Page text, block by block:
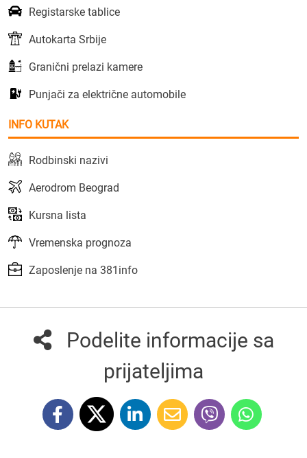
Registarske tablice
Autokarta Srbije
Granični prelazi kamere
Punjači za električne automobile
INFO KUTAK
Rodbinski nazivi
Aerodrom Beograd
Kursna lista
Vremenska prognoza
Zaposlenje na 381info
Podelite informacije sa
prijateljima